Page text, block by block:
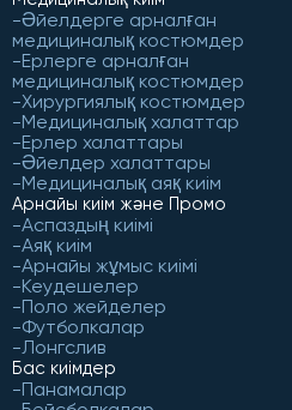
Әйелдерге арналған
медициналық костюмдер
Ерлерге арналған
медициналық костюмдер
Хирургиялық костюмдер
Медициналық халаттар
Ерлер халаттары
Әйелдер халаттары
Медициналық аяқ киім
Арнайы киім және Промо
Аспаздың киімі
Аяқ киім
Арнайы жұмыс киімі
Кеудешелер
Поло жейделер
Футболкалар
Лонгслив
Бас киімдер
Панамалар